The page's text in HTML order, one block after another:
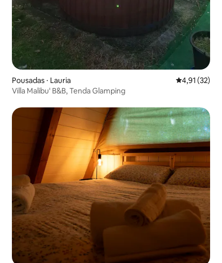
Pousadas ⋅ Lauria 4,91 de uma
4,91 (32)
Villa Malibu' B&B, Tenda Glamping